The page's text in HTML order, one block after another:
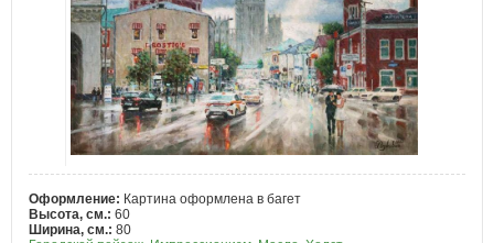
Оформление: Картина оформлена в багет
Высота, см.: 60
Ширина, см.: 80